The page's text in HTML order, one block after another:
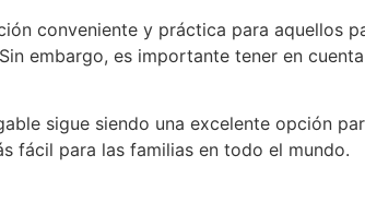
conveniente y práctica para aquellos
embargo, es importante tener en
sigue siendo una excelente opción
fácil para las familias en todo el mundo.